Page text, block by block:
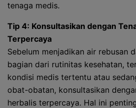
tenaga medis.
Tip 4: Konsultasikan dengan
Terpercaya
Sebelum menjadikan air rebusan
bagian dari rutinitas kesehatan,
kondisi medis tertentu atau
obat-obatan, konsultasikan
herbalis terpercaya. Hal ini